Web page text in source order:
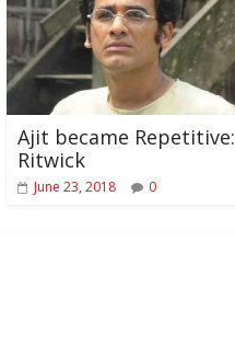
Ajit became Repetitive:
Ritwick
June 23, 2018 0